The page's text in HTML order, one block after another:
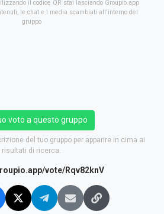
il codice QR stai lasciando Groupio.app
le chat e i media scambiati all'interno del
gruppo
voto a questo gruppo
del tuo gruppo per apparire in cima ai
risultati di ricerca.
vote/Rqv82knV